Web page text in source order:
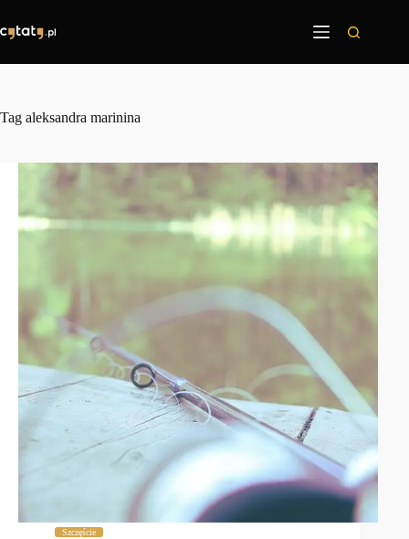
treści
Tag aleksandra marinina
Szczęście